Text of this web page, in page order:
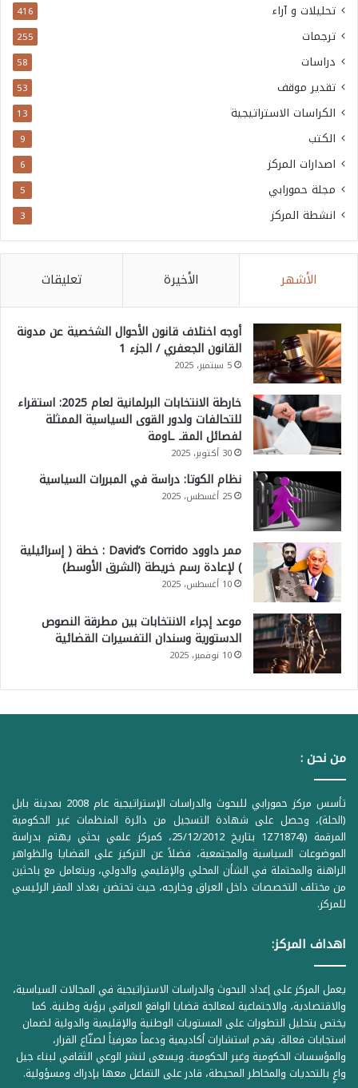
تحليلات و آراء 416
ترجمات 255
دراسات 58
تقدير موقف 53
الكراسات الاستراتيجية 13
الكتب 9
اصدارات المركز 6
مجلة حمورابي 5
انشطة المركز 3
الأشهر الأخيرة تعليقات
أوجه اختلاف قانون الأحوال الشخصية عن مدونة
القانون الجعفري / الجزء 1
5 سبتمبر، 2025
خارطة الانتخابات البرلمانية لعام 2025: استقراء
للتحالفات ولدور القوى السياسية الممثلة
لفصائل المقـ ـاومة
30 أكتوبر، 2025
نظام الكوتا: دراسة في المبررات السياسية
25 أغسطس، 2025
ممر داوود David’s Corrido : خطة ( إسرائيلية
) لإعادة رسم خريطة (الشرق الأوسط)
10 أغسطس، 2025
موعد إجراء الانتخابات بين مطرقة النصوص
الدستورية وسندان التفسيرات القضائية
10 نوفمبر، 2025
من نحن :
تأسس مركز حمورابي للبحوث والدراسات الإستراتيجية عام 2008 بمدينة بابل
(الحلة)، وحصل على شهادة التسجيل من دائرة المنظمات غير الحكومية
المرقمة ((1Z71874 بتاريخ 25/12/2012، كمركز علمي بحثي يهتم بدراسة
الموضوعات السياسية والمجتمعية، فضلاً عن التركيز على القضايا والظواهر
الراهنة والمحتملة في الشأن المحلي والإقليمي والدولي، ويتعامل مع باحثين
من مختلف التخصصات داخل العراق وخارجه، حيث تحتضن بغداد المقر الرئيسي
للمركز.
اهداف المركز:
يعمل المركز على إعداد البحوث والدراسات الاستراتيجية في المجالات السياسية،
والاقتصادية، والاجتماعية لمعالجة قضايا الواقع العراقي برؤية وطنية. كما
يختص بتحليل التطورات على المستويات الوطنية والإقليمية والدولية لضمان
استجابات فعالة. يقدم استشارات أكاديمية ودعماً معرفياً لصنّاع القرار،
والمؤسسات الحكومية وغير الحكومية. ويسعى لنشر الوعي الثقافي لبناء جيل
واعٍ بالتحديات والمخاطر المحيطة، قادر على التفاعل معها بإدراك ومسؤولية.